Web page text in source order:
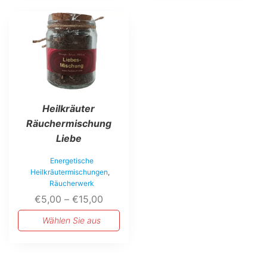
Heilkräuter
Räuchermischung
Liebe
Energetische
Heilkräutermischungen,
Räucherwerk
€5,00 – €15,00Preisspanne:
€5,00
bis
Wählen Sie aus
mehrere
Varianten
Produktseite